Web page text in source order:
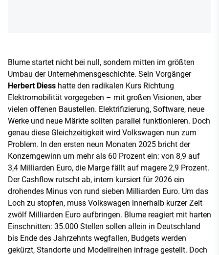
Blume startet nicht bei null, sondern mitten im größten
Umbau der Unternehmensgeschichte. Sein Vorgänger
Herbert Diess hatte den radikalen Kurs Richtung
Elektromobilität vorgegeben – mit großen Visionen, aber
vielen offenen Baustellen. Elektrifizierung, Software, neue
Werke und neue Märkte sollten parallel funktionieren. Doch
genau diese Gleichzeitigkeit wird Volkswagen nun zum
Problem. In den ersten neun Monaten 2025 bricht der
Konzerngewinn um mehr als 60 Prozent ein: von 8,9 auf
3,4 Milliarden Euro, die Marge fällt auf magere 2,9 Prozent.
Der Cashflow rutscht ab, intern kursiert für 2026 ein
drohendes Minus von rund sieben Milliarden Euro. Um das
Loch zu stopfen, muss Volkswagen innerhalb kurzer Zeit
zwölf Milliarden Euro aufbringen. Blume reagiert mit harten
Einschnitten: 35.000 Stellen sollen allein in Deutschland
bis Ende des Jahrzehnts wegfallen, Budgets werden
gekürzt, Standorte und Modellreihen infrage gestellt. Doch